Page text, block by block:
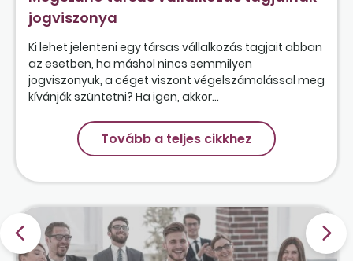
jogviszonya
Ki lehet jelenteni egy társas vállalkozás tagjait abban
az esetben, ha máshol nincs semmilyen
jogviszonyuk, a céget viszont végelszámolással meg
kívánják szüntetni? Ha igen, akkor...
Tovább a teljes cikkhez